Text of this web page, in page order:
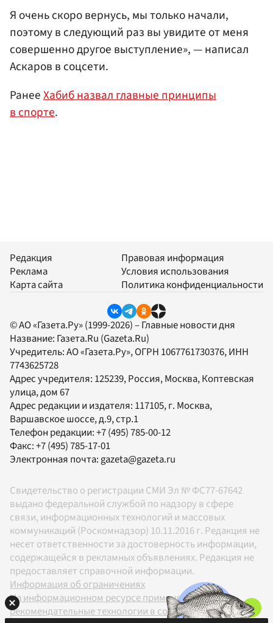
Я очень скоро вернусь, мы только начали,
поэтому в следующий раз вы увидите от меня
совершенно другое выступление», — написал
Аскаров в соцсети.
РанееХабиб назвал главные принципы
в спорте.
Редакция
Реклама
Карта сайта
Правовая информация
Условия использования
Политика конфиденциальности
© АО «Газета.Ру» (1999-2026) – Главные новости дня
Название: Газета.Ru (Gazeta.Ru)
Учредитель:АО «Газета.Ру», ОГРН 1067761730376, ИНН
7743625728
Адрес учредителя: 125239, Россия, Москва, Коптевская
улица, дом 67
Адрес редакции и издателя: 117105, г. Москва,
Варшавское шоссе, д.9, стр.1
Телефон редакции:+7 (495) 785-00-12
Факс:+7 (495) 785-17-01
Электронная почта:gazeta@gazeta.ru
Свидетельство о регистрации СМИ Эл № ФС77-67642
выдано федеральной службой по надзору в сфере
связи, информационных технологий и массовых
коммуникаций (Роскомнадзор) 10.11.2016 г. Редакция не
несет ответственности за достоверность информации,
содержащейся в рекламных объявлениях. Редакция не
предоставляет справочной информации.
Информация об ограничениях
На информационном ресурсе применяются
рекомендательные технологии в соответствии с